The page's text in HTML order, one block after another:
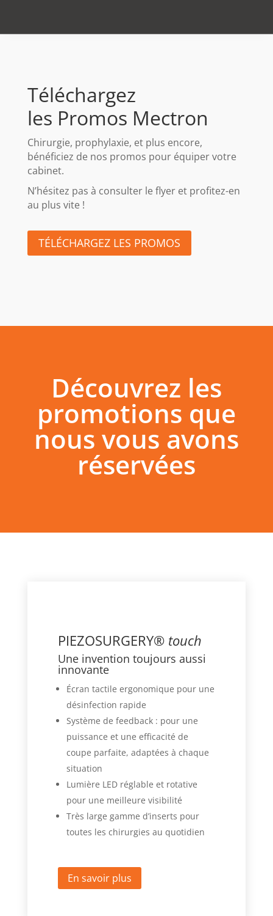
Téléchargez
les Promos Mectron
Chirurgie, prophylaxie, et plus encore,
bénéficiez de nos promos pour équiper votre
cabinet.
N’hésitez pas à consulter le flyer et profitez-en
au plus vite !
TÉLÉCHARGEZ LES PROMOS
Découvrez les
promotions que
nous vous avons
réservées
PIEZOSURGERY® touch
Une invention toujours aussi
innovante
Écran tactile ergonomique pour une
désinfection rapide
Système de feedback : pour une
puissance et une efficacité de
coupe parfaite, adaptées à chaque
situation
Lumière LED réglable et rotative
pour une meilleure visibilité
Très large gamme d’inserts pour
toutes les chirurgies au quotidien
En savoir plus